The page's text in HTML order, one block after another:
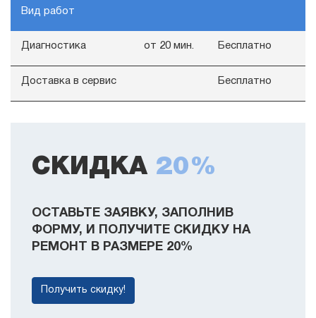
Вид работ
Диагностика от 20 мин. Бесплатно
Доставка в сервис Бесплатно
СКИДКА 20%
ОСТАВЬТЕ ЗАЯВКУ, ЗАПОЛНИВ
ФОРМУ, И ПОЛУЧИТЕ СКИДКУ НА
РЕМОНТ В РАЗМЕРЕ 20%
Получить скидку!